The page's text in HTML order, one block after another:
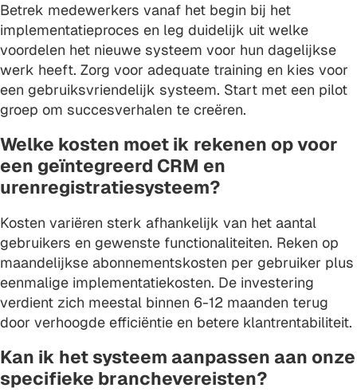
Betrek medewerkers vanaf het begin bij het
implementatieproces en leg duidelijk uit welke
voordelen het nieuwe systeem voor hun dagelijkse
werk heeft. Zorg voor adequate training en kies voor
een gebruiksvriendelijk systeem. Start met een pilot
groep om succesverhalen te creëren.
Welke kosten moet ik rekenen op voor
een geïntegreerd CRM en
urenregistratiesysteem?
Kosten variëren sterk afhankelijk van het aantal
gebruikers en gewenste functionaliteiten. Reken op
maandelijkse abonnementskosten per gebruiker plus
eenmalige implementatiekosten. De investering
verdient zich meestal binnen 6-12 maanden terug
door verhoogde efficiëntie en betere klantrentabiliteit.
Kan ik het systeem aanpassen aan onze
specifieke branchevereisten?